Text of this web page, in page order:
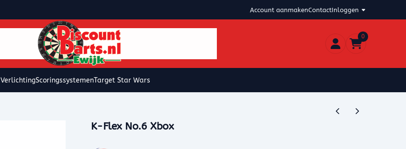
Account aanmakenContactInloggen
0
VerlichtingScoringssystemenTarget Star Wars
K-Flex No.6 Xbox